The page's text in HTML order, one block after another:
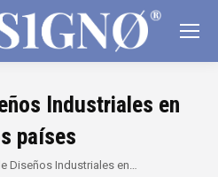
Industriales en
países
Diseños Industriales en…